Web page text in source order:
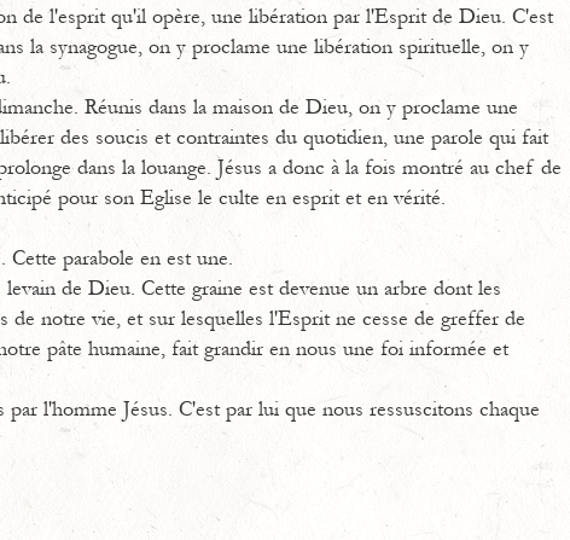
de l'esprit qu'il opère, une libération par l'Esprit de Dieu. C'est
la synagogue, on y proclame une libération spirituelle, on y
Réunis dans la maison de Dieu, on y proclame une
des soucis et contraintes du quotidien, une parole qui fait
dans la louange. Jésus a donc à la fois montré au chef de
pour son Eglise le culte en esprit et en vérité.
Cette parabole en est une.
de Dieu. Cette graine est devenue un arbre dont les
de notre vie, et sur lesquelles l'Esprit ne cesse de greffer de
pâte humaine, fait grandir en nous une foi informée et
l'homme Jésus. C'est par lui que nous ressuscitons chaque